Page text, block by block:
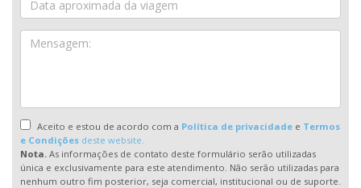
Aceito e estou de acordo com a Política de privacidadee Termos
e Condições deste website.
Nota. As informações de contato deste formulário serão utilizadas
única e exclusivamente para este atendimento. Não serão utilizadas para
nenhum outro fim posterior, seja comercial, institucional ou de suporte.